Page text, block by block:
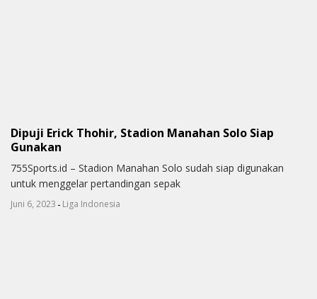
Dipuji Erick Thohir, Stadion Manahan Solo Siap
Gunakan
755Sports.id – Stadion Manahan Solo sudah siap digunakan
untuk menggelar pertandingan sepak
Juni 6, 2023 - Liga Indonesia